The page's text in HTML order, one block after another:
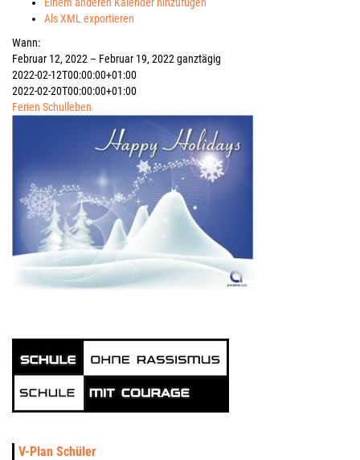
Als XML exportieren
Wann:
Februar 12, 2022 – Februar 19, 2022 ganztägig
2022-02-12T00:00:00+01:00
2022-02-20T00:00:00+01:00
Ferien Schulleben
V-Plan Schüler